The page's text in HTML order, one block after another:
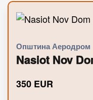
Општина Аеродром
Nasiot Nov
350 EUR